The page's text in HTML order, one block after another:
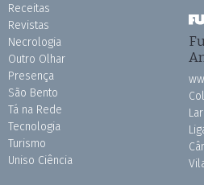
Receitas
Revistas
Necrologia
Outro Olhar
Presença
São Bento
Tá na Rede
Tecnologia
Turismo
Uniso Ciência